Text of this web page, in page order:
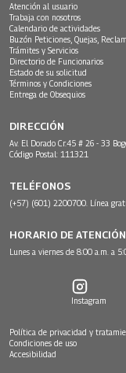
Atención al usuario
Trabaja con nosotros
Calendario de actividades
Buzón Peticiones, Quejas,
Trámites y Servicios
Directorio de Funcionarios
Estado de su solicitud
Términos y Condiciones
Entrega de Obsequios
DIRECCIÓN
Av. El Dorado Cr.45 # 26 - 33
Código Postal: 111321
TELÉFONOS
(+57) (601) 2200700. Línea
HORARIO DE ATENCIÓN
Lunes a viernes de 8:00 a.m. a
Instagram
Política de privacidad y
Condiciones de uso
Accesibilidad